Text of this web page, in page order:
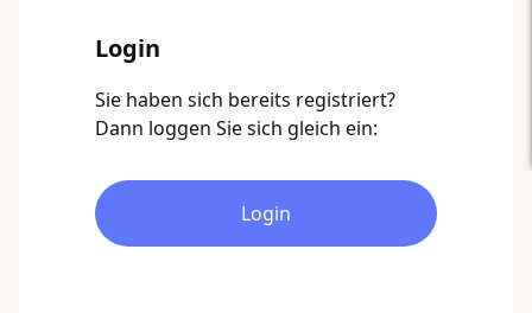
Login
Sie haben sich bereits registriert?
Dann loggen Sie sich gleich ein:
Login